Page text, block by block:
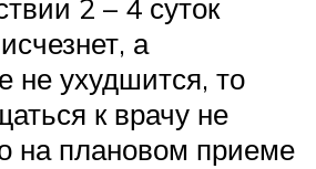
2 – 4 суток
а
не ухудшится, то
к врачу не
на плановом приеме